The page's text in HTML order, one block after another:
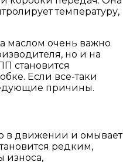
температуру,
маслом очень важно
но и на
становится
Если все-таки
причины.
в движении и омывает
редким,
износа,